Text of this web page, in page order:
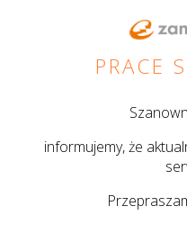
PRACE
informujemy, że